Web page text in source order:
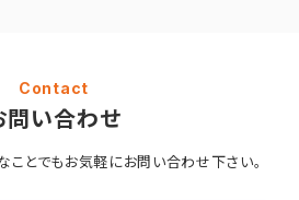
Contact
問い合わせ
ことでもお気軽にお問い合わせ下さい。